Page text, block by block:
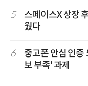
5
스페이스X 상장
웠다
6
중고폰 안심 인
보 부족' 과제